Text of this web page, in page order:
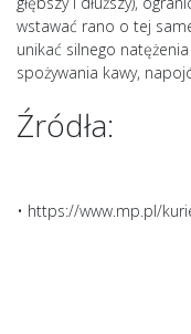
wstawać rano o tej
unikać silnego
spożywania kawy,
Źródła:
• https://www.mp.pl/